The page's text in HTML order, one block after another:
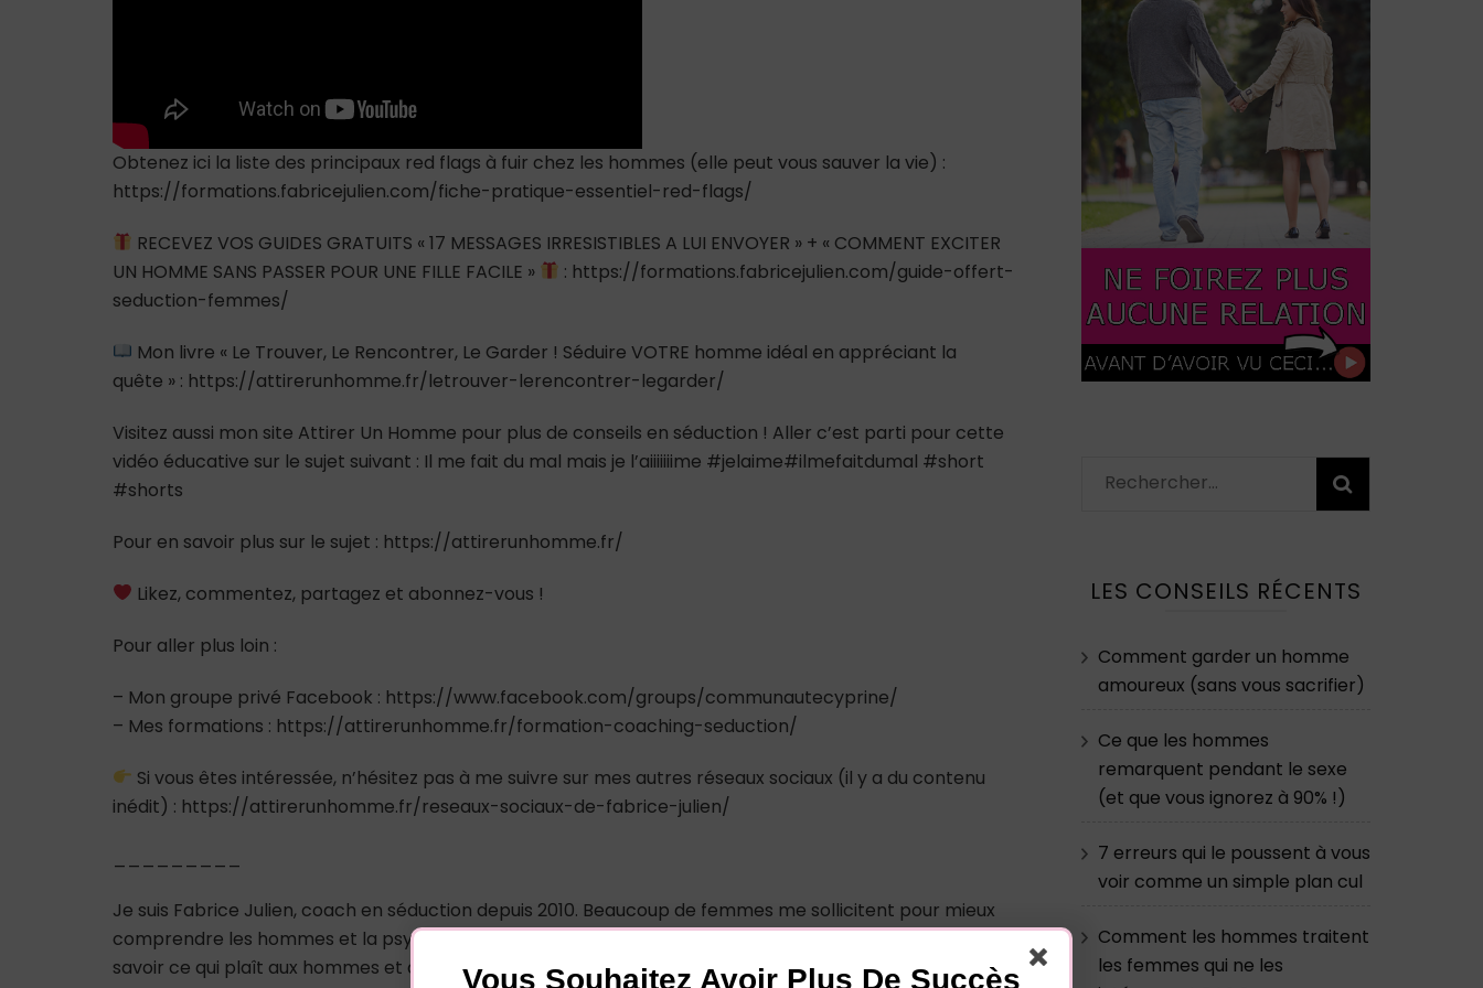
Obtenez ici la liste des principaux red flags à fuir chez les hommes (elle peut vous sauver la vie) :
https://formations.fabricejulien.com/fiche-pratique-essentiel-red-flags/
RECEVEZ VOS GUIDES GRATUITS « 17 MESSAGES IRRESISTIBLES A LUI ENVOYER » + « COMMENT EXCITER
UN HOMME SANS PASSER POUR UNE FILLE FACILE »
: https://formations.fabricejulien.com/guide-offert-
seduction-femmes/
Mon livre « Le Trouver, Le Rencontrer, Le Garder ! Séduire VOTRE homme idéal en appréciant la
quête » : https://attirerunhomme.fr/letrouver-lerencontrer-legarder/
Visitez aussi mon site Attirer Un Homme pour plus de conseils en séduction ! Aller c’est parti pour cette
vidéo éducative sur le sujet suivant : Il me fait du mal mais je l’aiiiiiiime #jelaime#ilmefaitdumal #short
#shorts
Pour en savoir plus sur le sujet : https://attirerunhomme.fr/
Likez, commentez, partagez et abonnez-vous !
Pour aller plus loin :
– Mon groupe privé Facebook : https://www.facebook.com/groups/communautecyprine/
– Mes formations : https://attirerunhomme.fr/formation-coaching-seduction/
Si vous êtes intéressée, n’hésitez pas à me suivre sur mes autres réseaux sociaux (il y a du contenu
inédit) : https://attirerunhomme.fr/reseaux-sociaux-de-fabrice-julien/
Je suis Fabrice Julien, coach en séduction depuis 2010. Beaucoup de femmes me sollicitent pour mieux
comprendre les hommes et la psychologie masculine. Mon franc-parler les aide beaucoup à mieux
savoir ce qui plaît aux hommes et à comprendre comment séduire un homme… En tant qu’homme et
Rechercher :
LES CONSEILS RÉCENTS
Comment garder un homme
amoureux (sans vous sacrifier)
Ce que les hommes
remarquent pendant le sexe
(et que vous ignorez à 90% !)
7 erreurs qui le poussent à vous
voir comme un simple plan cul
Comment les hommes traitent
les femmes qui ne les
Vous Souhaitez Avoir Plus De Succès